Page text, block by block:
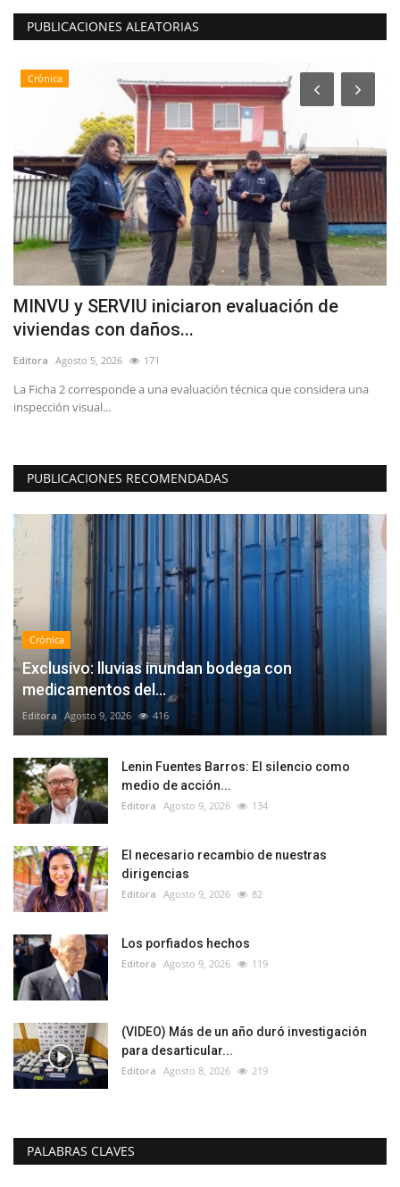
PUBLICACIONES ALEATORIAS
Crónica
MINVU y SERVIU iniciaron evaluación de
viviendas con daños...
Editora Agosto 5, 2026 171
La Ficha 2 corresponde a una evaluación técnica que considera una
inspección visual...
PUBLICACIONES RECOMENDADAS
Crónica
Exclusivo: lluvias inundan bodega con
medicamentos del...
Editora Agosto 9, 2026 416
Lenin Fuentes Barros: El silencio como
medio de acción...
Editora Agosto 9, 2026 134
El necesario recambio de nuestras
dirigencias
Editora Agosto 9, 2026 82
Los porfiados hechos
Editora Agosto 9, 2026 119
(VIDEO) Más de un año duró investigación
para desarticular...
Editora Agosto 8, 2026 219
PALABRAS CLAVES